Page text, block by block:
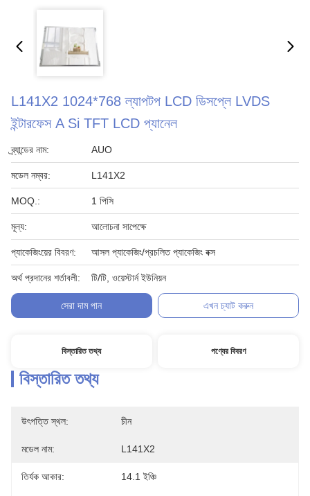
L141X2 1024*768 ল্যাপটপ LCD ডিসপ্লে LVDS
ইন্টারফেস A Si TFT LCD প্যানেল
ব্র্যান্ডের নাম: AUO
মডেল নম্বর: L141X2
MOQ.: 1 পিসি
মূল্য: আলোচনা সাপেক্ষে
প্যাকেজিংয়ের বিবরণ: আসল প্যাকেজিং/প্রচলিত প্যাকেজিং বক্স
অর্থ প্রদানের শর্তাবলী: টি/টি, ওয়েস্টার্ন ইউনিয়ন
সেরা দাম পান এখন চ্যাট করুন
বিস্তারিত তথ্য পণ্যের বিবরণ
বিস্তারিত তথ্য
উৎপত্তি স্থল: চীন
মডেল নাম: L141X2
তির্যক আকার: 14.1 ইঞ্চি